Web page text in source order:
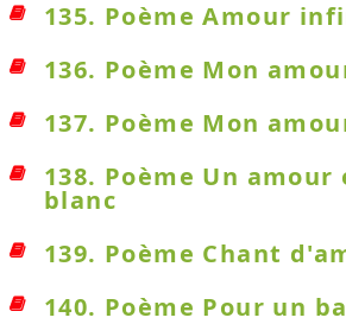
135. Poème Amour
136. Poème Mon
137. Poème Mon
138. Poème Un
blanc
139. Poème Chant
140. Poème Pour un